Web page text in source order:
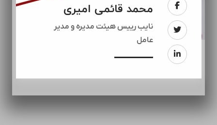
محمد قائمی امیری
نایب رییس هیئت مدیره و مدیر
عامل